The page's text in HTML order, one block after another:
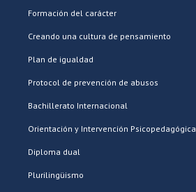
Formación del carácter
Creando una cultura de pensamiento
Plan de igualdad
Protocol de prevención de abusos
Bachillerato Internacional
Orientación y Intervención Psicopedagógica
Diploma dual
Plurilingüismo